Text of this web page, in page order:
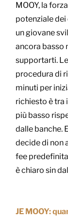
MOOY, la
potenziale dei
un giovane
ancora basso
supportarti.
procedura di
minuti per
richiesto è tra
più basso
dalle banche.
decide di non
fee
è chiaro sin
JE MOOY: